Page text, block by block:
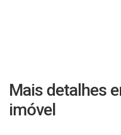
Mais detalhes
imóvel